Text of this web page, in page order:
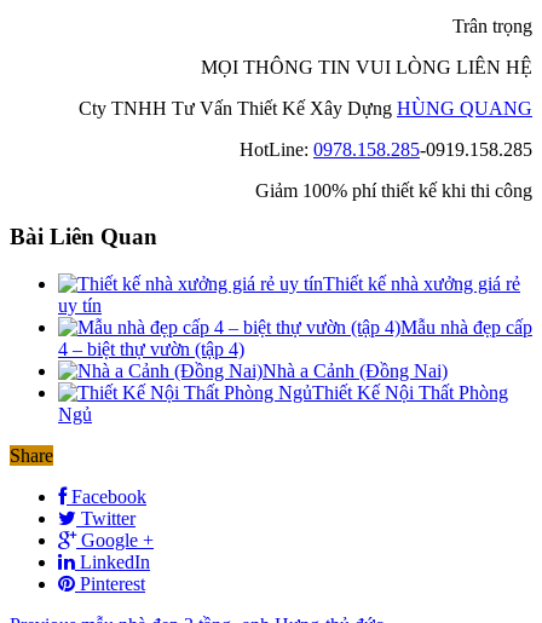
Trân trọng
MỌI THÔNG TIN VUI LÒNG LIÊN HỆ
Cty TNHH Tư Vấn Thiết Kế Xây Dựng HÙNG QUANG
HotLine: 0978.158.285-0919.158.285
Giảm 100% phí thiết kế khi thi công
Bài Liên Quan
Thiết kế nhà xưởng giá rẻ
uy tín
Mẫu nhà đẹp cấp
4 – biệt thự vườn (tập 4)
Nhà a Cảnh (Đồng Nai)
Thiết Kế Nội Thất Phòng
Ngủ
Share
Facebook
Twitter
Google +
LinkedIn
Pinterest